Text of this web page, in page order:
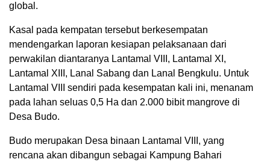
global.
Kasal pada kempatan tersebut berkesempatan
mendengarkan laporan kesiapan pelaksanaan dari
perwakilan diantaranya Lantamal VIII, Lantamal XI,
Lantamal XIII, Lanal Sabang dan Lanal Bengkulu. Untuk
Lantamal VIII sendiri pada kesempatan kali ini, menanam
pada lahan seluas 0,5 Ha dan 2.000 bibit mangrove di
Desa Budo.
Budo merupakan Desa binaan Lantamal VIII, yang
rencana akan dibangun sebagai Kampung Bahari